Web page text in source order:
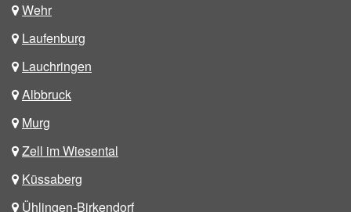
Wehr
Laufenburg
Lauchringen
Albbruck
Murg
Zell im Wiesental
Küssaberg
Ühlingen-Birkendorf